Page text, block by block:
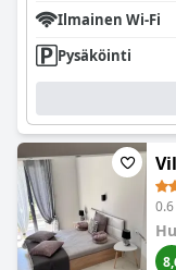
Ilmainen Wi-Fi
Pysäköinti